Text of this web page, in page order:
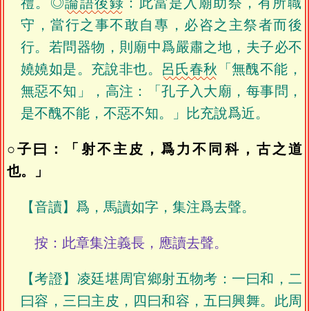
守，當行之事不敢自專，必咨之主祭者而後
行。若問器物，則廟中爲嚴肅之地，夫子必不
嬈嬈如是。充說非也。 呂氏春秋 「無醜不能，
無惡不知」，高注：「孔子入大廟，每事問，
是不醜不能，不惡不知。」比充說爲近。
○子曰：「射不主皮，爲力不同科，古之道
也。」
【音讀】爲，馬讀如字，集注爲去聲。
按：此章集注義長，應讀去聲。
【考證】凌廷堪周官鄉射五物考：一曰和，二
曰容，三曰主皮，四曰和容，五曰興舞。此周